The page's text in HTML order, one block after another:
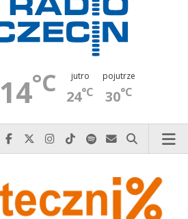
14°C jutro
24°C
pojutrze
30°C
Najlepiej po prostu do nas zadzwoń
Odwiedź nas na Facebook-u
Odwiedź nas na X
Odwiedź nas na Instagram-ie
Odwiedź nas na TikTok-u
Szukaj nas na Spotify
Wyślij do nas
Szukaj